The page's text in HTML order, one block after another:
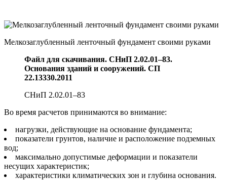
Мелкозаглубленный ленточный фундамент своими руками
Файл для скачивания. СНиП 2.02.01–83.
Основания зданий и сооружений. СП
22.13330.2011
СНиП 2.02.01–83
Во время расчетов принимаются во внимание:
нагрузки, действующие на основание фундамента;
показатели грунтов, наличие и расположение подземных
вод;
максимально допустимые деформации и показатели
несущих характеристик;
характеристики климатических зон и глубина основания.